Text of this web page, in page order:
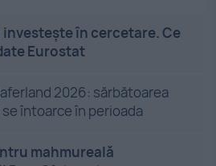
investește în cercetare. Ce
Eurostat
2026: sărbătoarea
întoarce în perioada
mahmureală